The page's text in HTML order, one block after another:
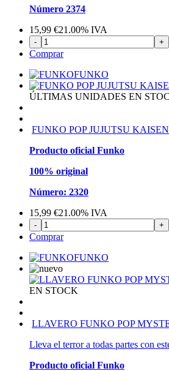
Número 2374
15,99 €21.00% IVA
- +
Comprar
FUNKO
ÚLTIMAS UNIDADES EN
FUNKO POP JUJUTSU
Producto oficial Funko
100% original
Número: 2320
15,99 €21.00% IVA
- +
Comprar
FUNKO
EN STOCK
LLAVERO FUNKO POP
Lleva el terror a todas partes con
Producto oficial Funko